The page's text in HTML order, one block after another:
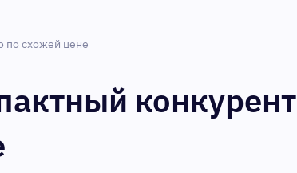
по схожей цене
конкурент